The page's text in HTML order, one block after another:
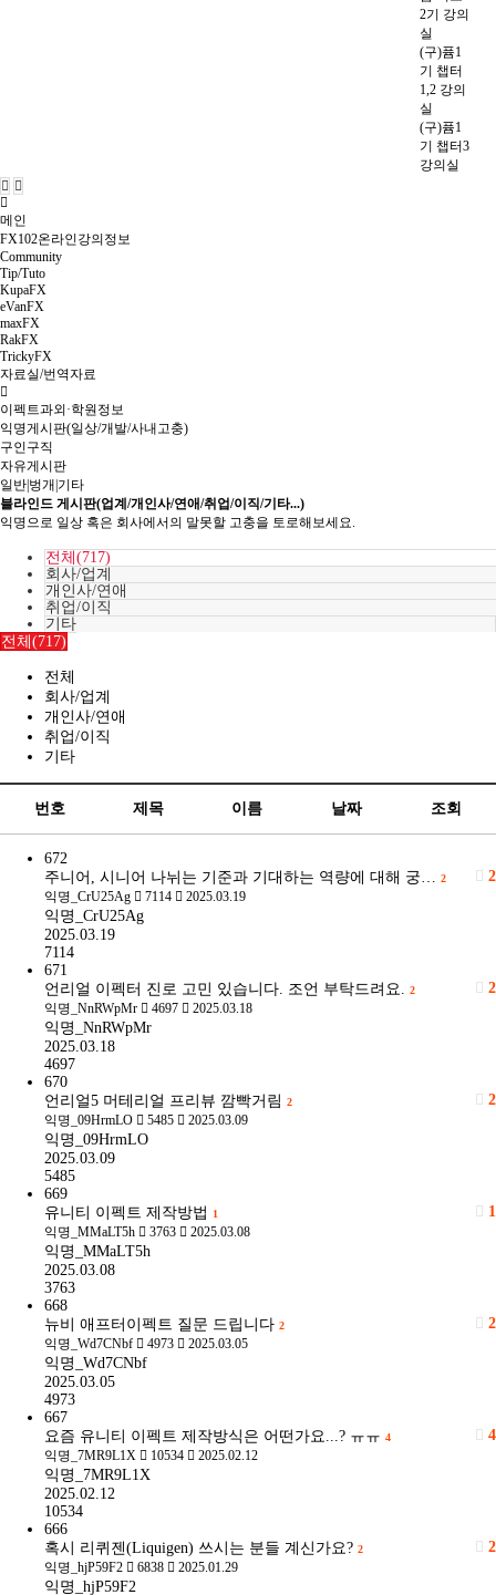
2기 강의
실
(구)퓸1
기 챕터
1,2 강의
실
(구)퓸1
기 챕터3
강의실
메인
FX102온라인강의정보
Community
Tip/Tuto
KupaFX
eVanFX
maxFX
RakFX
TrickyFX
자료실/번역자료
이펙트과외·학원정보
익명게시판(일상/개발/사내고충)
구인구직
자유게시판
일반|벙개|기타
블라인드 게시판(업계/개인사/연애/취업/이직/기타...)
익명으로 일상 혹은 회사에서의 말못할 고충을 토로해보세요.
전체(717)
회사/업계
개인사/연애
취업/이직
기타
전체(717)
전체
회사/업계
개인사/연애
취업/이직
기타
번호 제목 이름 날짜 조회
672
2
주니어, 시니어 나뉘는 기준과 기대하는 역량에 대해 궁… 2
익명_CrU25Ag 7114 2025.03.19
익명_CrU25Ag
2025.03.19
7114
671
2
언리얼 이펙터 진로 고민 있습니다. 조언 부탁드려요. 2
익명_NnRWpMr 4697 2025.03.18
익명_NnRWpMr
2025.03.18
4697
670
2
언리얼5 머테리얼 프리뷰 깜빡거림 2
익명_09HrmLO 5485 2025.03.09
익명_09HrmLO
2025.03.09
5485
669
1
유니티 이펙트 제작방법 1
익명_MMaLT5h 3763 2025.03.08
익명_MMaLT5h
2025.03.08
3763
668
2
뉴비 애프터이펙트 질문 드립니다 2
익명_Wd7CNbf 4973 2025.03.05
익명_Wd7CNbf
2025.03.05
4973
667
4
요즘 유니티 이펙트 제작방식은 어떤가요...? ㅠㅠ 4
익명_7MR9L1X 10534 2025.02.12
익명_7MR9L1X
2025.02.12
10534
666
2
혹시 리퀴젠(Liquigen) 쓰시는 분들 계신가요? 2
익명_hjP59F2 6838 2025.01.29
익명_hjP59F2